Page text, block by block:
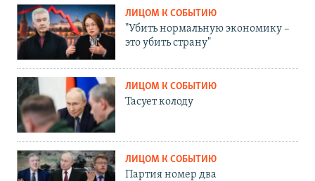
ЛИЦОМ К СОБЫТИЮ
"Убить нормальную экономику –
это убить страну"
ЛИЦОМ К СОБЫТИЮ
Тасует колоду
ЛИЦОМ К СОБЫТИЮ
Партия номер два